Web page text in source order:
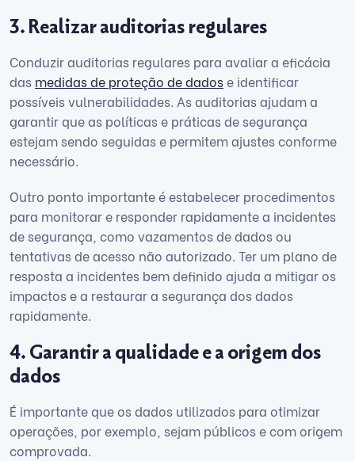
3. Realizar auditorias regulares
Conduzir auditorias regulares para avaliar a eficácia
das medidas de proteção de dadose identificar
possíveis vulnerabilidades. As auditorias ajudam a
garantir que as políticas e práticas de segurança
estejam sendo seguidas e permitem ajustes conforme
necessário.
Outro ponto importante é estabelecer procedimentos
para monitorar e responder rapidamente a incidentes
de segurança, como vazamentos de dados ou
tentativas de acesso não autorizado. Ter um plano de
resposta a incidentes bem definido ajuda a mitigar os
impactos e a restaurar a segurança dos dados
rapidamente.
4. Garantir a qualidade e a origem dos
dados
É importante que os dados utilizados para otimizar
operações, por exemplo, sejam públicos e com origem
comprovada.